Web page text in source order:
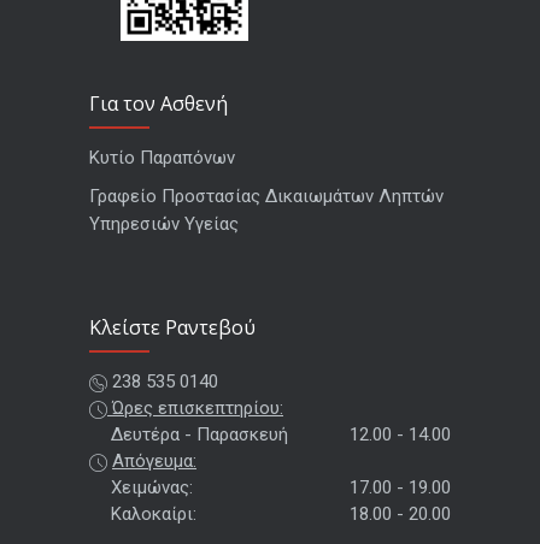
Για τον Ασθενή
Κυτίο Παραπόνων
Γραφείο Προστασίας Δικαιωμάτων Ληπτών
Υπηρεσιών Υγείας
Kλείστε Ραντεβού
238 535 0140
Ώρες επισκεπτηρίου:
Δευτέρα - Παρασκευή
12.00 - 14.00
Απόγευμα:
Χειμώνας:
17.00 - 19.00
Καλοκαίρι:
18.00 - 20.00